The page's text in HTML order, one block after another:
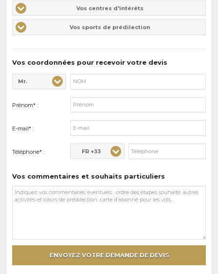
Vos
centres
d'intérêts
Vos centres d'intérêts
Vos
sports
Vos sports de prédilection
Vos coordonnées pour recevoir votre devis
Civilité* :
Mr.
Nom* :
Prénom* :
E-mail* :
Téléphone* : FR +33
Vos commentaires et souhaits particuliers
Vos
commentaires
ENVOYEZ VOTRE DEMANDE DE DEVIS